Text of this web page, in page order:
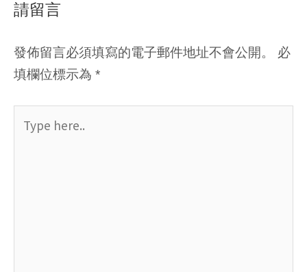
請留言
發佈留言必須填寫的電子郵件地址不會公開。
必
填欄位標示為 *
here..